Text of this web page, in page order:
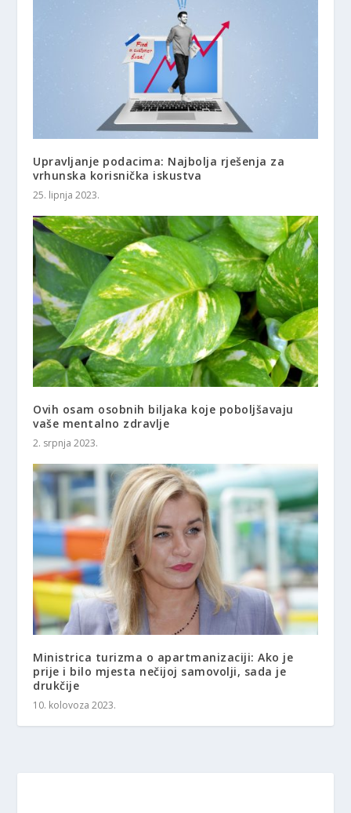
Upravljanje podacima: Najbolja rješenja za
vrhunska korisnička iskustva
25. lipnja 2023.
Ovih osam osobnih biljaka koje poboljšavaju
vaše mentalno zdravlje
2. srpnja 2023.
Ministrica turizma o apartmanizaciji: Ako je
prije i bilo mjesta nečijoj samovolji, sada je
drukčije
10. kolovoza 2023.